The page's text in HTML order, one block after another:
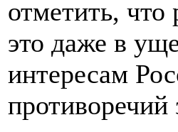
отметить, что
это даже в
интересам
противоречий